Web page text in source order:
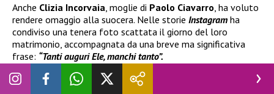
Anche Clizia Incorvaia , moglie di Paolo Ciavarro , ha voluto
rendere omaggio alla suocera. Nelle storie Instagram ha
condiviso una tenera foto scattata il giorno del loro
matrimonio, accompagnata da una breve ma significativa
frase: “Tanti auguri Ele, manchi tanto”.